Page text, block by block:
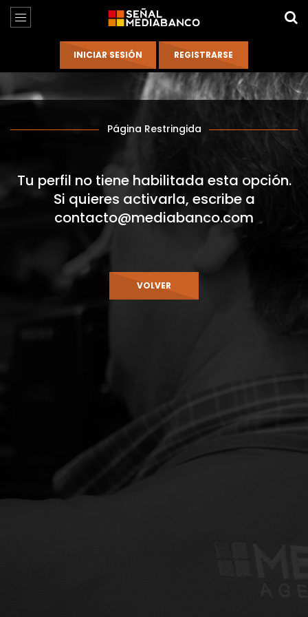
Página Restringida
Tu perfil no tiene habilitada esta opción.
Si quieres activarla, escribe a
contacto@mediabanco.com